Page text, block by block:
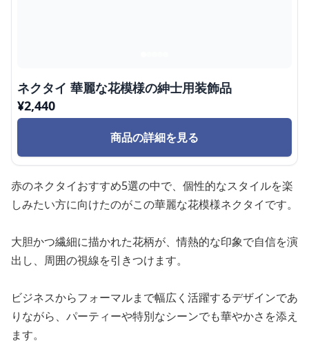
ネクタイ 華麗な花模様の紳士用装飾品
¥2,440
商品の詳細を見る
赤のネクタイおすすめ5選の中で、個性的なスタイルを楽
しみたい方に向けたのがこの華麗な花模様ネクタイです。
大胆かつ繊細に描かれた花柄が、情熱的な印象で自信を演
出し、周囲の視線を引きつけます。
ビジネスからフォーマルまで幅広く活躍するデザインであ
りながら、パーティーや特別なシーンでも華やかさを添え
ます。